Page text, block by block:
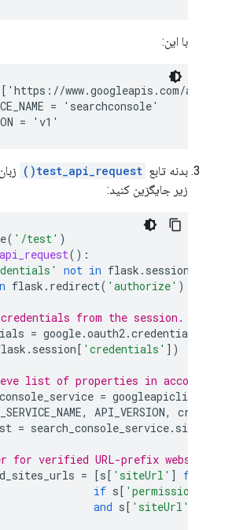
با این:
['https://www.googleapis.com/auth/
= 'searchconsole'
بدنه تابع test_api_request()
زیر جایگزین کنید:
( '/test' )
():
not in flask . session
flask . redirect( 'authorize' )
from the session.
= google.oauth2.credentials
. session[ 'credentials' ])
list of properties in account
= googleapiclient
, API_VERSION,
= search_console_service. sites
for verified URL-prefix websites.
= [s[ 'siteUrl' ] for
if s[
and s[ 'siteUrl'